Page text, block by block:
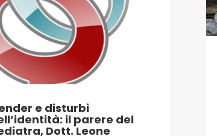
e disturbi
il parere del
Dott. Leone